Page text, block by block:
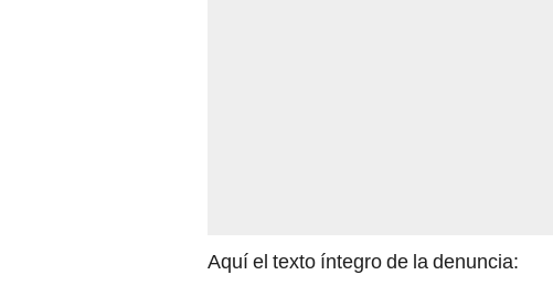
Aquí el texto íntegro de la denuncia: